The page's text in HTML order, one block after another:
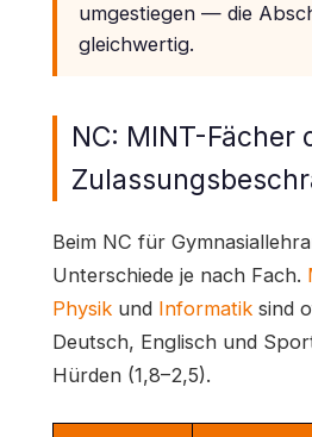
umgestiegen — die
gleichwertig.
NC: MINT-Fächer
Beim NC für
Unterschiede je nach Fach.
Physik und Informatik sind
Deutsch, Englisch und
Hürden (1,8–2,5).